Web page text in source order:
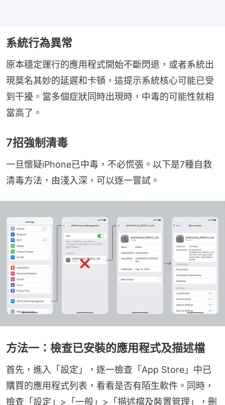
系統行為異常
原本穩定運行的應用程式開始不斷閃退，或者系統出
現莫名其妙的延遲和卡頓，這提示系統核心可能已受
到干擾。當多個症狀同時出現時，中毒的可能性就相
當高了。
7招強制清毒
一旦懷疑iPhone已中毒，不必慌張。以下是7種自救
清毒方法，由淺入深，可以逐一嘗試。
方法一：檢查已安裝的應用程式及描述檔
首先，進入「設定」，逐一檢查「App Store」中已
購買的應用程式列表，看看是否有陌生軟件。同時，
檢查「設定」>「一般」>「描述檔及裝置管理」，刪